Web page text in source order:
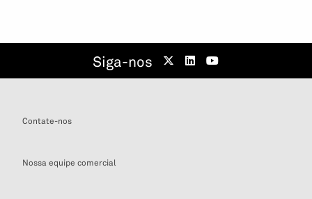
Siga-nos
Contate-nos
Nossa equipe comercial